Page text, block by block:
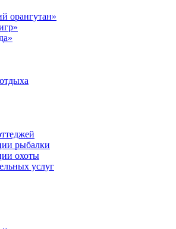
орангутан»
рыбалки
охоты
услуг